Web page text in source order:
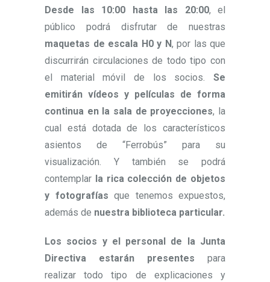
Desde las 10:00 hasta las 20:00, el
público podrá disfrutar de nuestras
maquetas de escala H0 y N, por las que
discurrirán circulaciones de todo tipo con
el material móvil de los socios. Se
emitirán vídeos y películas de forma
continua en la sala de proyecciones, la
cual está dotada de los característicos
asientos de “Ferrobús” para su
visualización. Y también se podrá
contemplar la rica colección de objetos
y fotografías que tenemos expuestos,
además de nuestra biblioteca particular.
Los socios y el personal de la Junta
Directiva estarán presentes para
realizar todo tipo de explicaciones y